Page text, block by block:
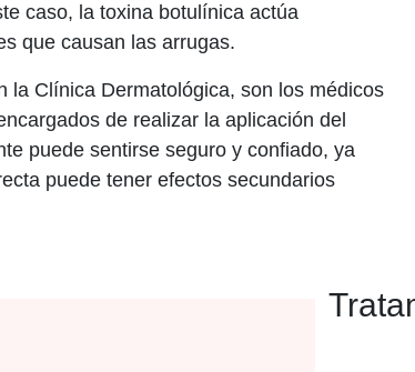
caso, la toxina botulínica actúa
que causan las arrugas.
la Clínica Dermatológica, son los médicos
de realizar la aplicación del
puede sentirse seguro y confiado, ya
puede tener efectos secundarios